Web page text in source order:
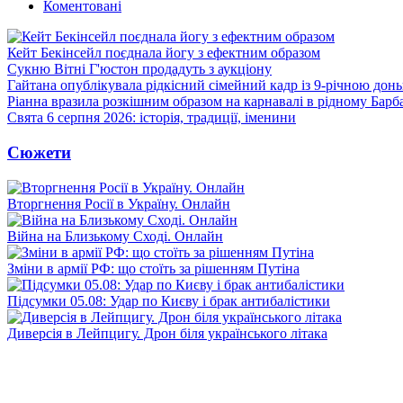
Коментовані
Кейт Бекінсейл поєднала йогу з ефектним образом
Сукню Вітні Г'юстон продадуть з аукціону
Гайтана опублікувала рідкісний сімейний кадр із 9-річною
Ріанна вразила розкішним образом на карнавалі в рідному
Свята 6 серпня 2026: історія, традиції, іменини
Сюжети
Вторгнення Росії в Україну. Онлайн
Війна на Близькому Сході. Онлайн
Зміни в армії РФ: що стоїть за рішенням Путіна
Підсумки 05.08: Удар по Києву і брак антибалістики
Диверсія в Лейпцигу. Дрон біля українського літака